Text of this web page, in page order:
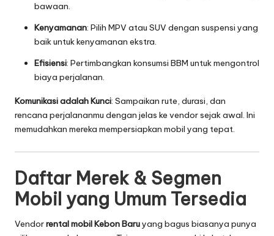
bawaan.
Kenyamanan: Pilih MPV atau SUV dengan suspensi yang
baik untuk kenyamanan ekstra.
Efisiensi: Pertimbangkan konsumsi BBM untuk mengontrol
biaya perjalanan.
Komunikasi adalah Kunci: Sampaikan rute, durasi, dan
rencana perjalananmu dengan jelas ke vendor sejak awal. Ini
memudahkan mereka mempersiapkan mobil yang tepat.
Daftar Merek & Segmen
Mobil yang Umum Tersedia
Vendorrental mobil Kebon Baruyang bagus biasanya punya